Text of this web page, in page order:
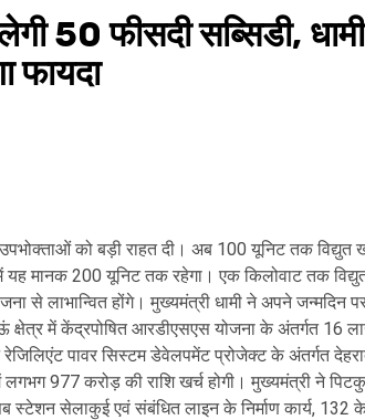
50 फीसदी सब्सिडी,
फायदा
को बड़ी राहत दी। अब 100 यूनिट तक विद्युत
यह मानक 200 यूनिट तक रहेगा। एक किलोवाट तक
से लाभान्वित होंगे। मुख्यमंत्री धामी ने अपने
में केंद्रपोषित आरडीएसएस योजना के अंतर्गत 16
पावर सिस्टम डेवेलपमेंट प्रोजेक्ट के अंतर्गत
977 करोड़ की राशि खर्च होगी। मुख्यमंत्री ने
स्टेशन सेलाकुई एवं संबंधित लाइन के निर्माण कार्य,